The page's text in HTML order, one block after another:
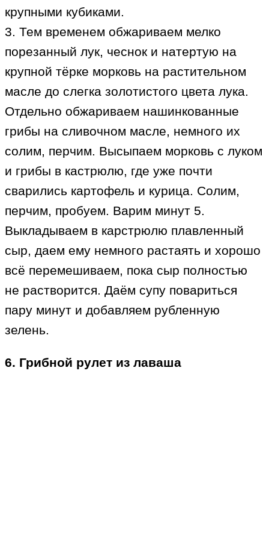
крупными кубиками.
3. Тем временем обжариваем мелко
порезанный лук, чеснок и натертую на
крупной тёрке морковь на растительном
масле до слегка золотистого цвета лука.
Отдельно обжариваем нашинкованные
грибы на сливочном масле, немного их
солим, перчим. Высыпаем морковь с луком
и грибы в кастрюлю, где уже почти
сварились картофель и курица. Солим,
перчим, пробуем. Варим минут 5.
Выкладываем в карстрюлю плавленный
сыр, даем ему немного растаять и хорошо
всё перемешиваем, пока сыр полностью
не растворится. Даём супу повариться
пару минут и добавляем рубленную
зелень.
6. Грибной рулет из лаваша